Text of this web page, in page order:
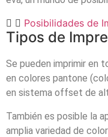
Posibilidades de
Tipos de
Se pueden imprimir en
en colores pantone
en sistema offset de
También es posible la
amplia variedad de